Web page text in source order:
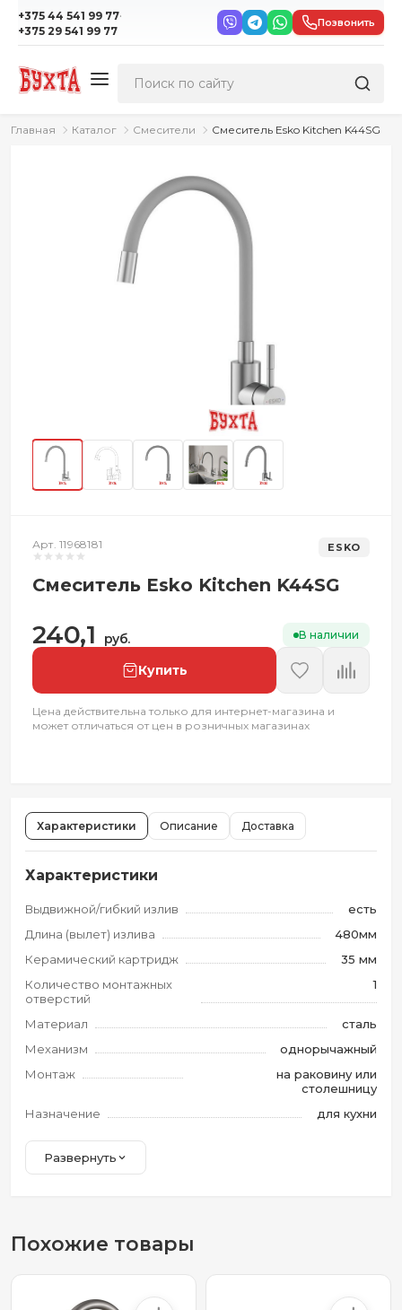
+375 44 541 99 77·
+375 29 541 99 77
Позвонить
Главная Каталог Смесители Смеситель Esko Kitchen K44SG
Арт. 11968181 ESKO
Смеситель Esko Kitchen K44SG
240,1 руб. В наличии
Купить
Цена действительна только для интернет-магазина и
может отличаться от цен в розничных магазинах
Характеристики Описание Доставка
Характеристики
Выдвижной/гибкий излив
есть
Длина (вылет) излива
480мм
Керамический картридж
35 мм
Количество монтажных
отверстий
1
Материал
сталь
Механизм
однорычажный
Монтаж
на раковину или
столешницу
Назначение
для кухни
Развернуть
Похожие товары